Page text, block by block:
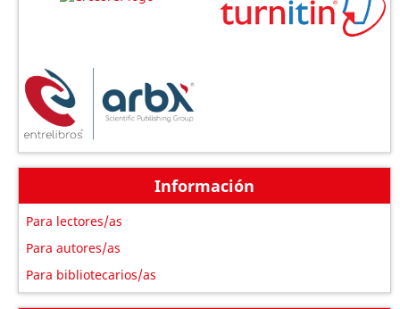
Información
Para lectores/as
Para autores/as
Para bibliotecarios/as